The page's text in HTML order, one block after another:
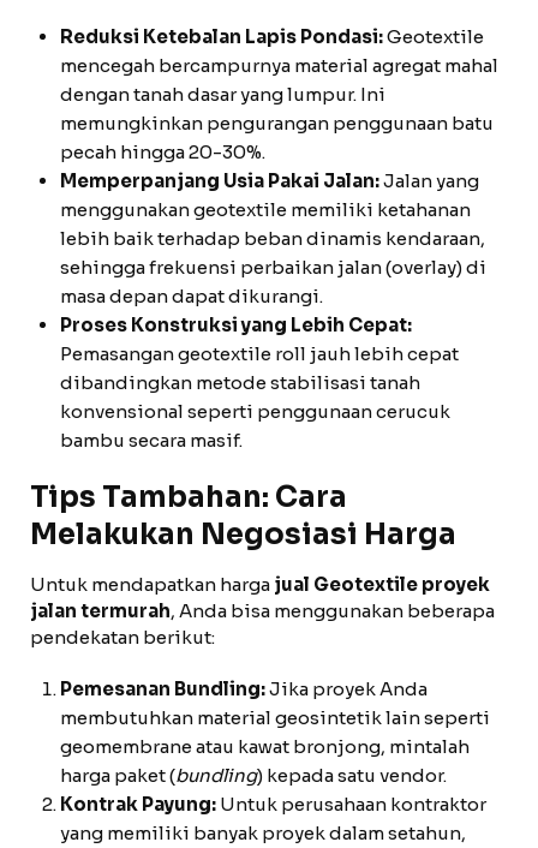
Reduksi Ketebalan Lapis Pondasi:Geotextile
mencegah bercampurnya material agregat mahal
dengan tanah dasar yang lumpur. Ini
memungkinkan pengurangan penggunaan batu
pecah hingga 20-30%.
Memperpanjang Usia Pakai Jalan:Jalan yang
menggunakan geotextile memiliki ketahanan
lebih baik terhadap beban dinamis kendaraan,
sehingga frekuensi perbaikan jalan (overlay) di
masa depan dapat dikurangi.
Proses Konstruksi yang Lebih Cepat:
Pemasangan geotextile roll jauh lebih cepat
dibandingkan metode stabilisasi tanah
konvensional seperti penggunaan cerucuk
bambu secara masif.
Tips Tambahan: Cara
Melakukan Negosiasi Harga
Untuk mendapatkan harga jual Geotextile proyek
jalan termurah, Anda bisa menggunakan beberapa
pendekatan berikut:
Pemesanan Bundling:Jika proyek Anda
membutuhkan material geosintetik lain seperti
geomembrane atau kawat bronjong, mintalah
harga paket (bundling) kepada satu vendor.
Kontrak Payung: Untuk perusahaan kontraktor
yang memiliki banyak proyek dalam setahun,